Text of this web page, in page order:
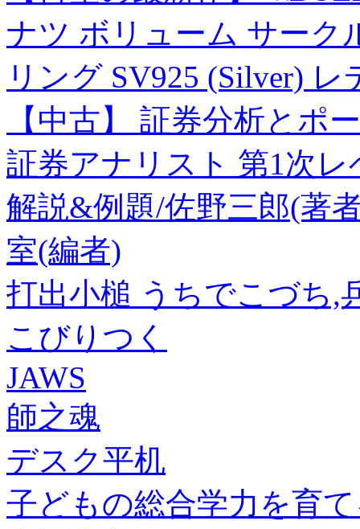
ナツ ボリューム サーク
リング SV925 (Silver)
【中古】 証券分析とポ
証券アナリスト 第1次
解説&例題/佐野三郎(著
室(編者)
打出小槌 うちでこづち,
こびりつく
JAWS
師之魂
デスク平机
子どもの総合学力を育